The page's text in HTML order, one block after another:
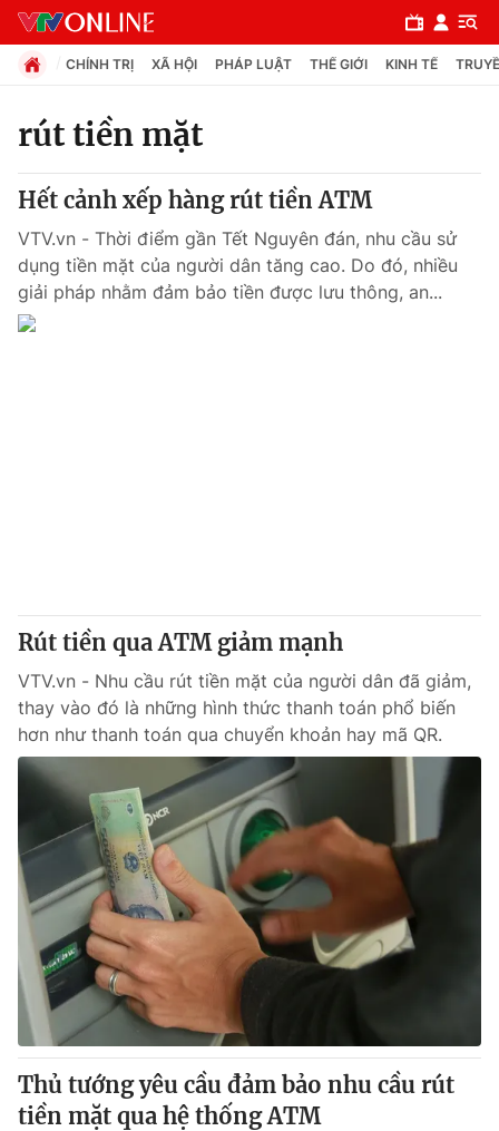
Chuyên mục
Xã hội
Câu chuyện quốc tế
Thị trường
Góc doanh nghiệp
Dữ liệu và đời sống
Truyền hình
Phim VTV
Hậu trường
Nhân vật
Khán giả
Giải sao mai
Giải trí
Điện ảnh
Âm nhạc
Sao
Đời sống
Du lịch
Làm đẹp
Chất lượng cuộc sống
Giáo dục
Tuyển sinh
Học trực tuyến
Công nghệ
Hitech Công nghệ tương lai
Sản phẩm
Thị trường
Tư vấn
Giao lưu trực tuyến
Lịch phát sóng
CHÍNH TRỊ XÃ HỘI PHÁP LUẬT THẾ GIỚI KINH TẾ
rút tiền mặt
Hết cảnh xếp hàng rút tiền ATM
VTV.vn - Thời điểm gần Tết Nguyên đán, nhu cầu sử
dụng tiền mặt của người dân tăng cao. Do đó, nhiều
giải pháp nhằm đảm bảo tiền được lưu thông, an...
Rút tiền qua ATM giảm mạnh
VTV.vn - Nhu cầu rút tiền mặt của người dân đã giảm,
thay vào đó là những hình thức thanh toán phổ biến
hơn như thanh toán qua chuyển khoản hay mã QR.
Thủ tướng yêu cầu đảm bảo nhu cầu rút
tiền mặt qua hệ thống ATM